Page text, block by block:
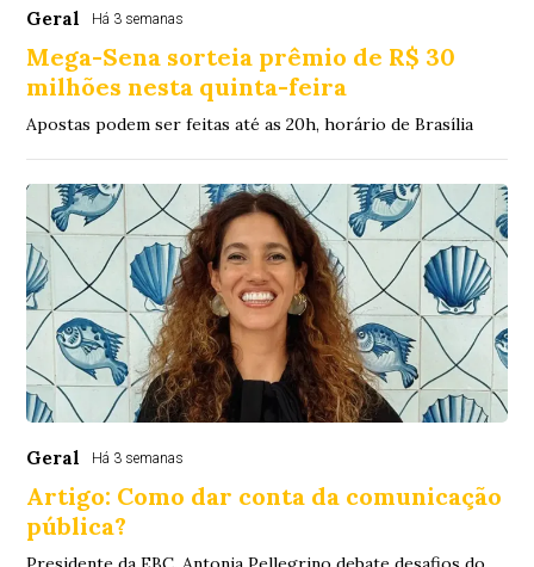
Geral Há 3 semanas
Mega-Sena sorteia prêmio de R$ 30
milhões nesta quinta-feira
Apostas podem ser feitas até as 20h, horário de Brasília
Geral Há 3 semanas
Artigo: Como dar conta da comunicação
pública?